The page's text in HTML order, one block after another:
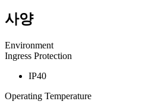
사양
Environment
Ingress Protection
IP40
Operating Temperature